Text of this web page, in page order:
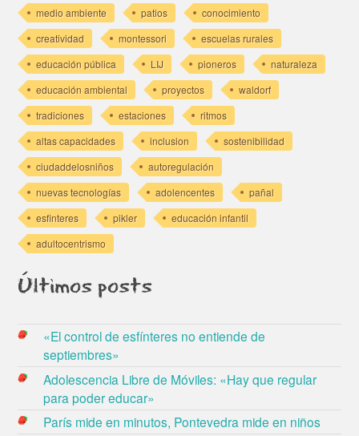
medio ambiente
patios
conocimiento
creatividad
montessori
escuelas rurales
educación pública
LIJ pioneros
naturaleza
educación ambiental
proyectos
waldorf
tradiciones
estaciones
ritmos
altas capacidades
inclusion
sostenibilidad
ciudaddelosniños
autoregulación
nuevas tecnologías
adolencentes
pañal
esfinteres
pikler
educación infantil
adultocentrismo
Últimos posts
«El control de esfínteres no entiende de
septiembres»
Adolescencia Libre de Móviles: «Hay que regular
para poder educar»
París mide en minutos, Pontevedra mide en niños